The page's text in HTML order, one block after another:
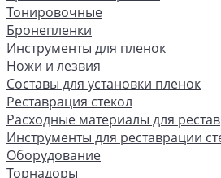
Тонировочные
Бронепленки
Инструменты для пленок
Ножи и лезвия
Составы для установки пленок
Реставрация стекол
Расходные материалы для
Инструменты для реставрации
Оборудование
Торнадоры